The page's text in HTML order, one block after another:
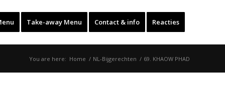
Take-away Menu Contact & info Reacties
You are here: Home / NL-Bijgerechten / 69. KHAOW PHAD